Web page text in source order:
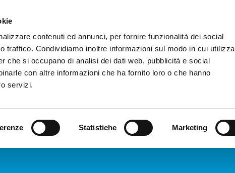
contenuti ed annunci, per fornire funzionalità dei social
traffico. Condividiamo inoltre informazioni sul modo in cui utilizza
che si occupano di analisi dei dati web, pubblicità e social
con altre informazioni che ha fornito loro o che hanno
servizi.
Statistiche Marketing